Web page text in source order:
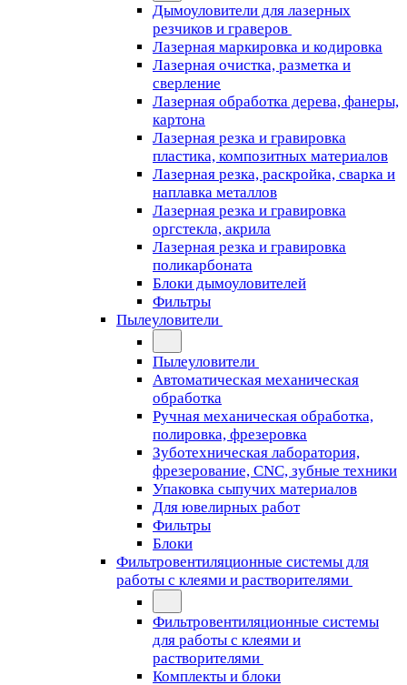
Дымоуловители для лазерных
резчиков и граверов
Лазерная маркировка и кодировка
Лазерная очистка, разметка и
сверление
Лазерная обработка дерева, фанеры,
картона
Лазерная резка и гравировка
пластика, композитных материалов
Лазерная резка, раскройка, сварка и
наплавка металлов
Лазерная резка и гравировка
оргстекла, акрила
Лазерная резка и гравировка
поликарбоната
Блоки дымоуловителей
Фильтры
Пылеуловители
Пылеуловители
Автоматическая механическая
обработка
Ручная механическая обработка,
полировка, фрезеровка
Зуботехническая лаборатория,
фрезерование, CNC, зубные техники
Упаковка сыпучих материалов
Для ювелирных работ
Фильтры
Блоки
Фильтровентиляционные системы для
работы с клеями и растворителями
Фильтровентиляционные системы
для работы с клеями и
растворителями
Комплекты и блоки